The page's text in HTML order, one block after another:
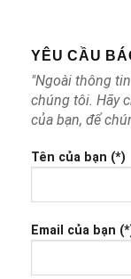
và xử lý rồi
thì có thể
Bước 4:
cho in với
duyệt file
YÊU CẦU
"Ngoài thông
chúng tôi. Hãy
của bạn, để
Tên của bạn (*)
Email của bạn